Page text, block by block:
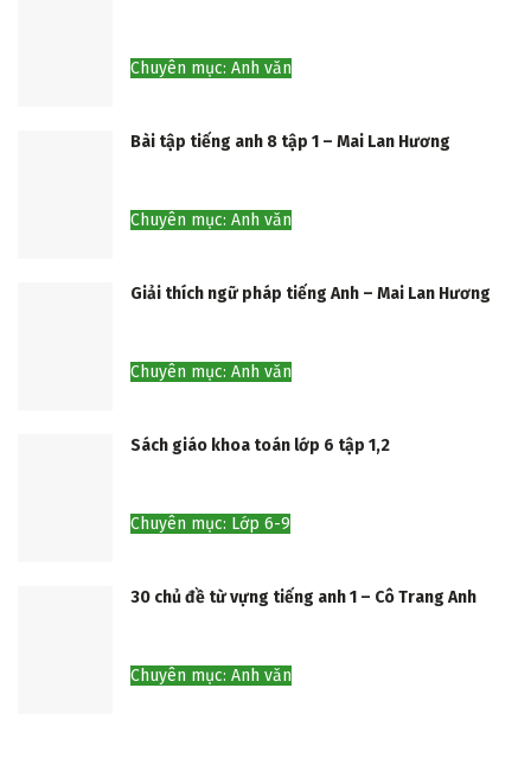
Chuyên mục: Anh văn
Bài tập tiếng anh 8 tập 1 – Mai Lan Hương
Chuyên mục: Anh văn
Giải thích ngữ pháp tiếng Anh – Mai Lan Hương
Chuyên mục: Anh văn
Sách giáo khoa toán lớp 6 tập 1,2
Chuyên mục: Lớp 6-9
30 chủ đề từ vựng tiếng anh 1 – Cô Trang Anh
Chuyên mục: Anh văn